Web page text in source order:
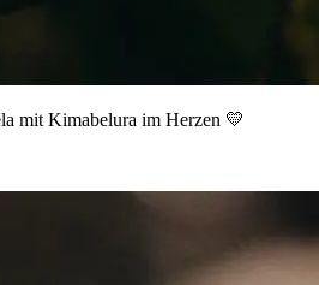
mit Kimabelura im Herzen 💛